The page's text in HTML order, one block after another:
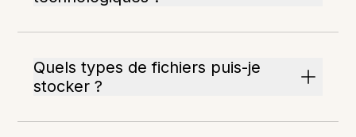
Quels types de fichiers puis-je
stocker ?